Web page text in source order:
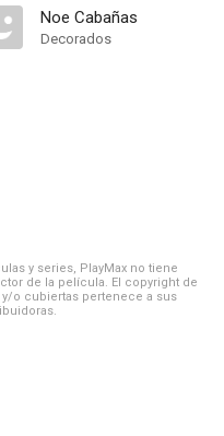
Noe Cabañas
Decorados
y series, PlayMax no tiene
de la película. El copyright de
o cubiertas pertenece a sus